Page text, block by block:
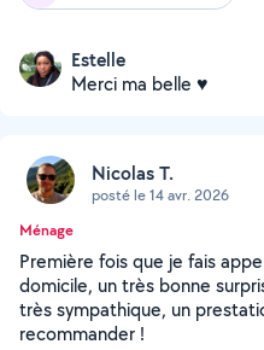
Estelle
Merci ma belle ♥️
Nicolas T.
posté le 14 avr. 2026
Ménage
Première fois que je fais
domicile, un très bonne
très sympathique, un
recommander !